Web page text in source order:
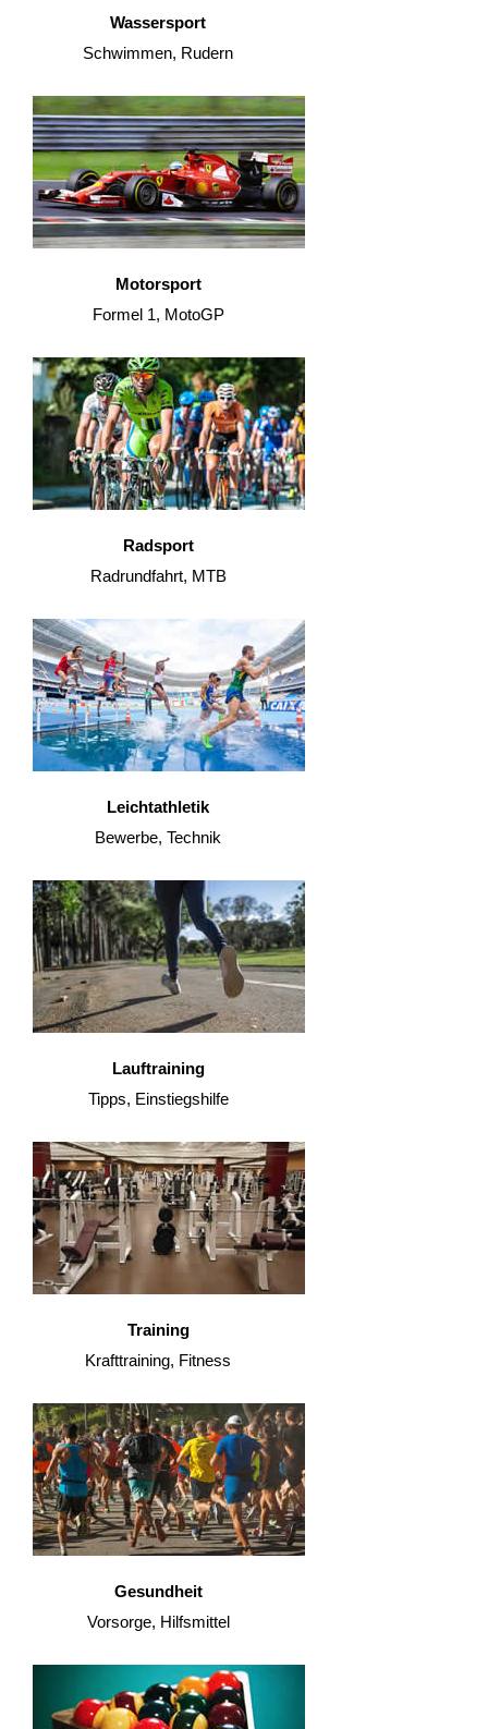
Wassersport
Schwimmen, Rudern
Motorsport
Formel 1, MotoGP
Radsport
Radrundfahrt, MTB
Leichtathletik
Bewerbe, Technik
Lauftraining
Tipps, Einstiegshilfe
Training
Krafttraining, Fitness
Gesundheit
Vorsorge, Hilfsmittel